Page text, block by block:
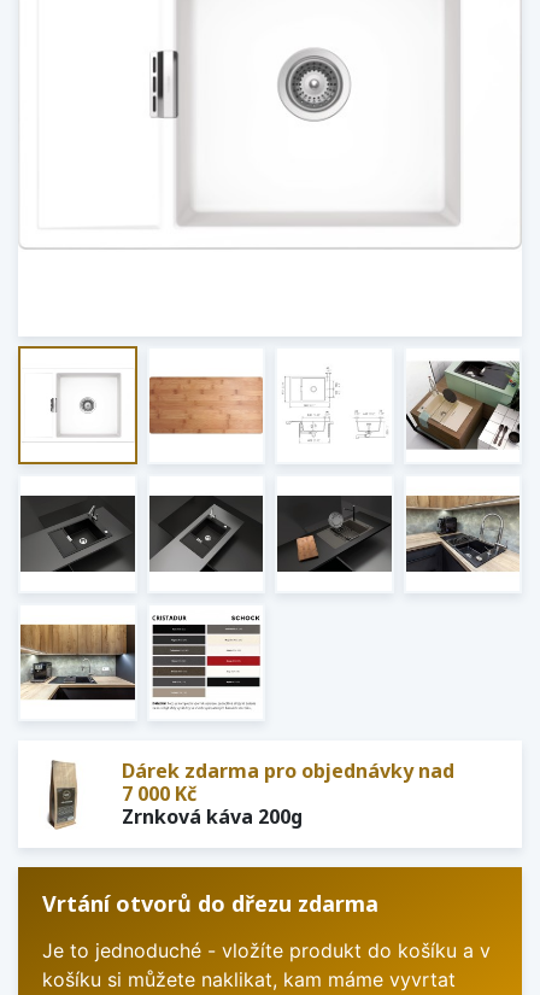
Dárek zdarma pro objednávky nad
7 000 Kč
Zrnková káva 200g
Vrtání otvorů do dřezu zdarma
Je to jednoduché - vložíte produkt do košíku a v
košíku si můžete naklikat, kam máme vyvrtat